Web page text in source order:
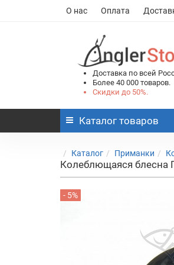
О нас Оплата
Доставка по всей
Более 40 000 товаров.
Скидки до 50%.
Каталог товаров
Каталог Приманки
Колеблющаяся блесна
- 5%